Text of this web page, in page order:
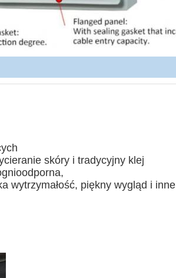
skóry i tradycyjny klej
wytrzymałość, piękny wygląd i inne